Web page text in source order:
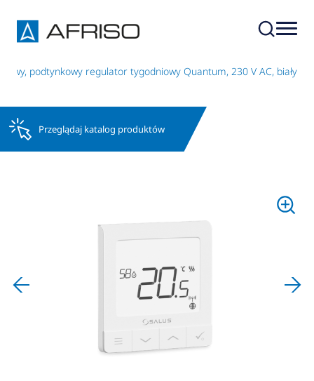
podtynkowy regulator tygodniowy Quantum, 230 V AC, biały
Przeglądaj katalog produktów